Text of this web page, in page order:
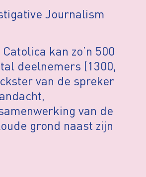
Journalism
kan zo’n 500
deelnemers (1300,
van de spreker
van de
grond naast zijn